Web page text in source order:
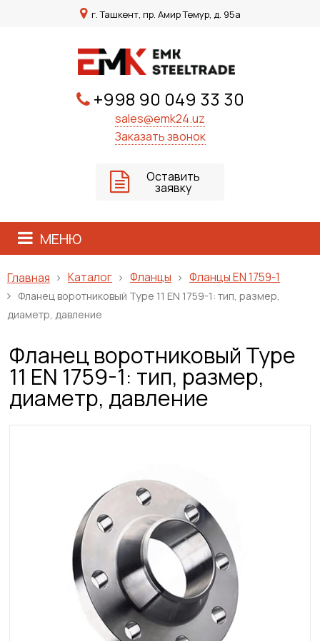
г. Ташкент, пр. Амир Темур, д. 95а
+998 90 049 33 30
sales@emk24.uz
Заказать звонок
Оставить
заявку
МЕНЮ
Главная Каталог Фланцы Фланцы EN 1759-1
Фланец воротниковый Type 11 EN 1759-1: тип, размер,
диаметр, давление
Фланец воротниковый Type
11 EN 1759-1: тип, размер,
диаметр, давление